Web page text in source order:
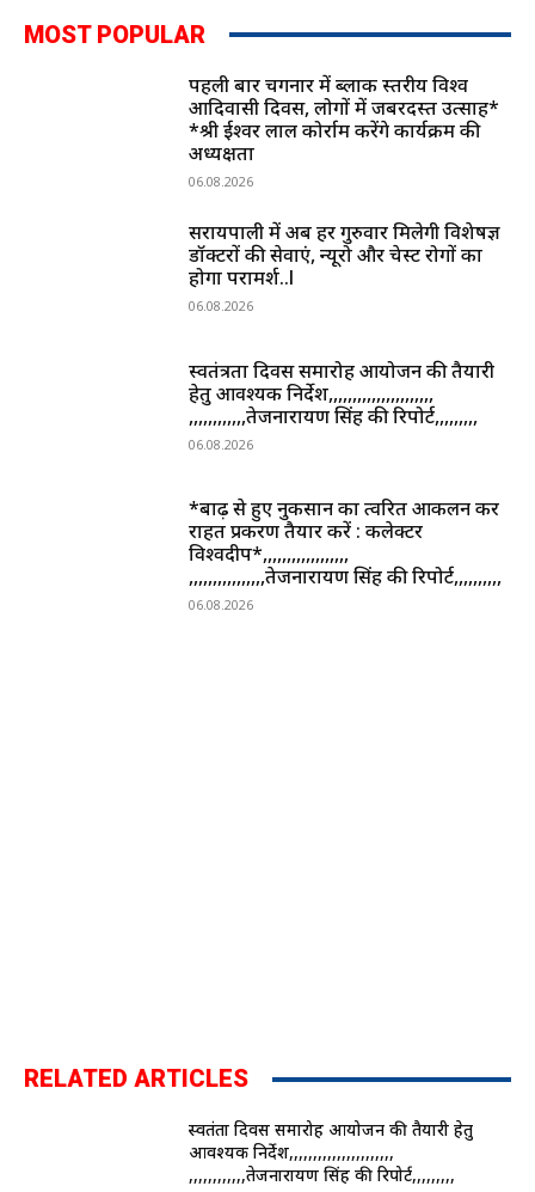
MOST POPULAR
पहली बार चिंगनार में ब्लाक स्तरीय विश्व
आदिवासी दिवस, लोगों में जबरदस्त उत्साह*
*श्री ईश्वर लाल कोर्राम करेंगे कार्यक्रम की
अध्यक्षता
06.08.2026
सरायपाली में अब हर गुरुवार मिलेगी विशेषज्ञ
डॉक्टरों की सेवाएं, न्यूरो और चेस्ट रोगों का
होगा परामर्श..l
06.08.2026
स्वतंत्रता दिवस समारोह आयोजन की तैयारी
हेतु आवश्यक निर्देश,,,,,,,,,,,,,,,,,,,,,,
,,,,,,,,,,,,तेजनारायण सिंह की रिपोर्ट,,,,,,,,,
06.08.2026
*बाढ़ से हुए नुकसान का त्वरित आकलन कर
राहत प्रकरण तैयार करें : कलेक्टर
विश्वदीप*,,,,,,,,,,,,,,,,,,
,,,,,,,,,,,,,,,,तेजनारायण सिंह की रिपोर्ट,,,,,,,,,,
06.08.2026
RELATED ARTICLES
स्वतंत्रता दिवस समारोह आयोजन की तैयारी हेतु
आवश्यक निर्देश,,,,,,,,,,,,,,,,,,,,,,
,,,,,,,,,,,,तेजनारायण सिंह की रिपोर्ट,,,,,,,,,